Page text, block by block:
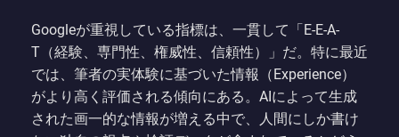
Googleが重視している指標は、一貫して「E-E-A-
T（経験、専門性、権威性、信頼性）」だ。特に最近
では、筆者の実体験に基づいた情報（Experience）
がより高く評価される傾向にある。AIによって生成
された画一的な情報が増える中で、人間にしか書け